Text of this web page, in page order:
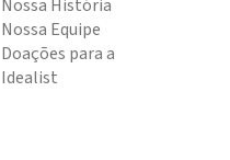
Nossa História
Nossa Equipe
Doações para a
Idealist